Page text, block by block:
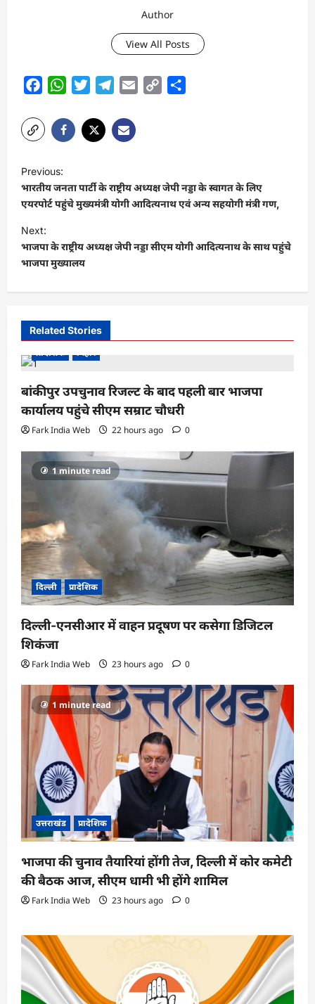
Author
View All Posts
FacebookWhatsAppTwitterTelegram
Email
Copy
P
o
s
t
n
a
v
g
a
i
o
Previous:
भारतीय जनता पार्टी के राष्ट्रीय अध्यक्ष जेपी नड्डा के स्वागत के लिए
एयरपोर्ट पहुंचे मुख्यमंत्री योगी आदित्यनाथ एवं अन्य सहयोगी मंत्री गण,
Next:
भाजपा के राष्ट्रीय अध्यक्ष जेपी नड्डा सीएम योगी आदित्यनाथ के साथ पहुंचे
भाजपा मुख्यालय
Related Stories
प्रादेशिक
बिहार
बांकीपुर उपचुनाव रिजल्ट के बाद पहली बार भाजपा
कार्यालय पहुंचे सीएम सम्राट चौधरी
Fark India Web 22 hours ago 0
1 minute read
दिल्ली प्रादेशिक
दिल्ली-एनसीआर में वाहन प्रदूषण पर कसेगा डिजिटल
शिकंजा
Fark India Web 23 hours ago 0
1 minute read
उत्तराखंड प्रादेशिक
भाजपा की चुनाव तैयारियां होंगी तेज, दिल्ली में कोर कमेटी
की बैठक आज, सीएम धामी भी होंगे शामिल
Fark India Web 23 hours ago 0